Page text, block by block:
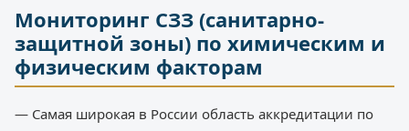
Мониторинг СЗЗ (санитарно-
защитной зоны) по химическим и
физическим факторам
— Самая широкая в России область аккредитации по